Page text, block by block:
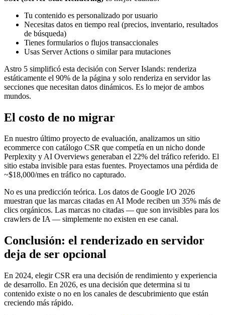
Tu contenido es personalizado por usuario
Necesitas datos en tiempo real (precios, inventario, resultados
de búsqueda)
Tienes formularios o flujos transaccionales
Usas Server Actions o similar para mutaciones
Astro 5 simplificó esta decisión con Server Islands: renderiza
estáticamente el 90% de la página y solo renderiza en servidor las
secciones que necesitan datos dinámicos. Es lo mejor de ambos
mundos.
El costo de no migrar
En nuestro último proyecto de evaluación, analizamos un sitio
ecommerce con catálogo CSR que competía en un nicho donde
Perplexity y AI Overviews generaban el 22% del tráfico referido. El
sitio estaba invisible para estas fuentes. Proyectamos una pérdida de
~$18,000/mes en tráfico no capturado.
No es una predicción teórica. Los datos de Google I/O 2026
muestran que las marcas citadas en AI Mode reciben un 35% más de
clics orgánicos. Las marcas no citadas — que son invisibles para los
crawlers de IA — simplemente no existen en ese canal.
Conclusión: el renderizado en servidor
deja de ser opcional
En 2024, elegir CSR era una decisión de rendimiento y experiencia
de desarrollo. En 2026, es una decisión que determina si tu
contenido existe o no en los canales de descubrimiento que están
creciendo más rápido.